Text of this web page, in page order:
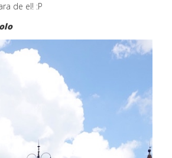
de el! :P